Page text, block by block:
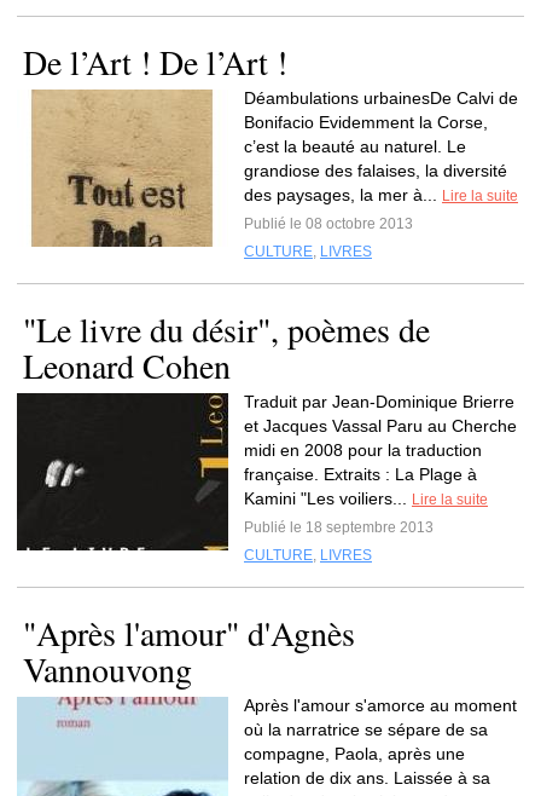
De l’Art ! De l’Art !
Déambulations urbainesDe Calvi de
Bonifacio Evidemment la Corse,
c’est la beauté au naturel. Le
grandiose des falaises, la diversité
des paysages, la mer à...
Lire la suite
Publié le 08 octobre 2013
CULTURE, LIVRES
"Le livre du désir", poèmes de
Leonard Cohen
Traduit par Jean-Dominique Brierre
et Jacques Vassal Paru au Cherche
midi en 2008 pour la traduction
française. Extraits : La Plage à
Kamini "Les voiliers...
Lire la suite
Publié le 18 septembre 2013
CULTURE, LIVRES
"Après l'amour" d'Agnès
Vannouvong
Après l'amour s'amorce au moment
où la narratrice se sépare de sa
compagne, Paola, après une
relation de dix ans. Laissée à sa